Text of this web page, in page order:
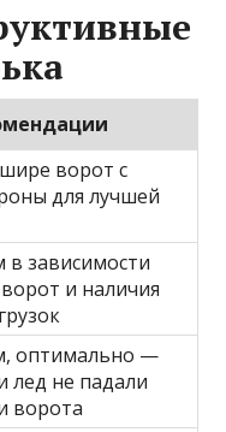
ворот с
для лучшей
в зависимости
и наличия
оптимально —
лед не падали
ворота